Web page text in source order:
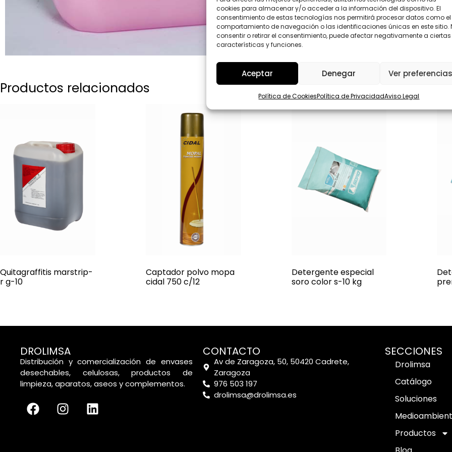
cookies para almacenar y/o acceder a la información del dispositivo. El
consentimiento de estas tecnologías nos permitirá procesar datos como el
comportamiento de navegación o las identificaciones únicas en este sitio.
consentir o retirar el consentimiento, puede afectar negativamente a ciertas
características y funciones.
Aceptar Denegar Ver
Política de CookiesPolítica de PrivacidadAviso Legal
c
c
i
o
n
a
P
D
*
Enviar
Productos relacionados
Quitagraffitis marstrip-
r g-10
Captador polvo mopa
cidal 750 c/12
Detergente especial
soro color s-10 kg
DROLIMSA
Distribución y comercialización de envases
desechables, celulosas, productos de
limpieza, aparatos, aseos y complementos.
CONTACTO
Av de Zaragoza, 50, 50420 Cadrete,
Zaragoza
976 503 197
drolimsa@drolimsa.es
SECCIONES
Drolimsa
Catálogo
Soluciones
Productos